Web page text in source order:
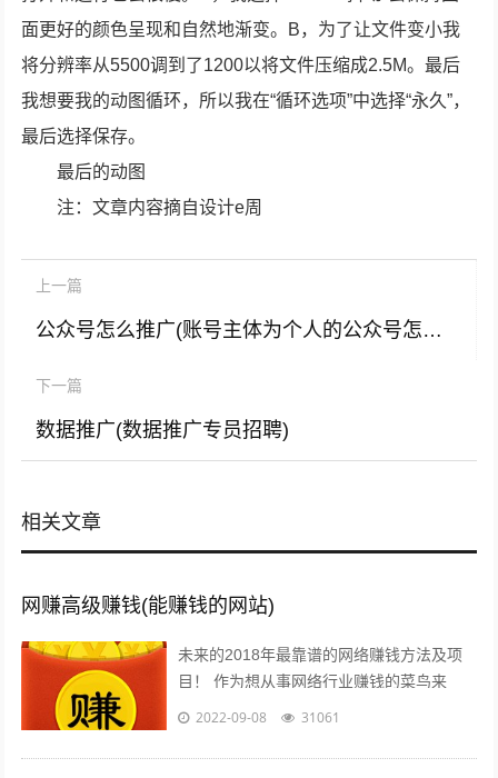
面更好的颜色呈现和自然地渐变。B，为了让文件变小我
将分辨率从5500调到了1200以将文件压缩成2.5M。最后
我想要我的动图循环，所以我在“循环选项”中选择“永久”，
最后选择保存。
最后的动图
注：文章内容摘自设计e周
上一篇
公众号怎么推广(账号主体为个人的公众号怎么推广)
下一篇
数据推广(数据推广专员招聘)
相关文章
网赚高级赚钱(能赚钱的网站)
未来的2018年最靠谱的网络赚钱方法及项
目！ 作为想从事网络行业赚钱的菜鸟来
说，那些打字、注册发帖、打码、挂机、时
2022-09-08 31061